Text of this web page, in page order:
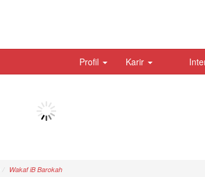
Profil Karir
Wakaf iB Barokah